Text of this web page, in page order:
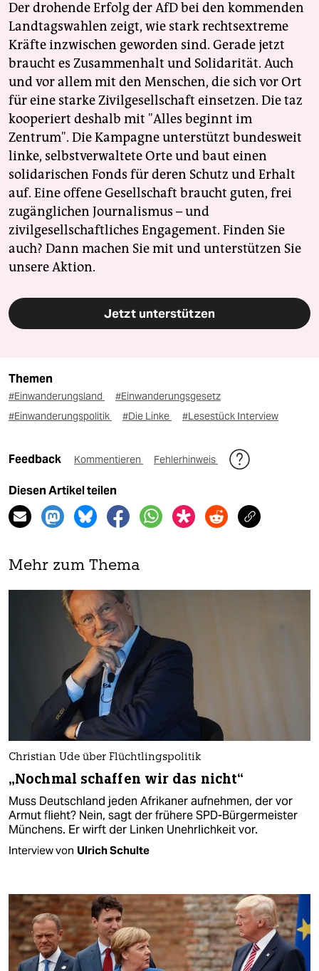
Der drohende Erfolg der AfD bei den kommenden
Landtagswahlen zeigt, wie stark rechtsextreme
Kräfte inzwischen geworden sind. Gerade jetzt
braucht es Zusammenhalt und Solidarität. Auch
und vor allem mit den Menschen, die sich vor Ort
für eine starke Zivilgesellschaft einsetzen. Die taz
kooperiert deshalb mit "Alles beginnt im
Zentrum". Die Kampagne unterstützt bundesweit
linke, selbstverwaltete Orte und baut einen
solidarischen Fonds für deren Schutz und Erhalt
auf. Eine offene Gesellschaft braucht guten, frei
zugänglichen Journalismus – und
zivilgesellschaftliches Engagement. Finden Sie
auch? Dann machen Sie mit und unterstützen Sie
unsere Aktion.
Jetzt unterstützen
Themen
#Einwanderungsland
#Einwanderungsgesetz
#Einwanderungspolitik
#Die Linke #Lesestück Interview
Feedback Kommentieren Fehlerhinweis
Diesen Artikel teilen
Mehr zum Thema
Christian Ude über Flüchtlingspolitik
„Nochmal schaffen wir das nicht“
Muss Deutschland jeden Afrikaner aufnehmen, der vor
Armut flieht? Nein, sagt der frühere SPD-Bürgermeister
Münchens. Er wirft der Linken Unehrlichkeit vor.
Interview von Ulrich Schulte